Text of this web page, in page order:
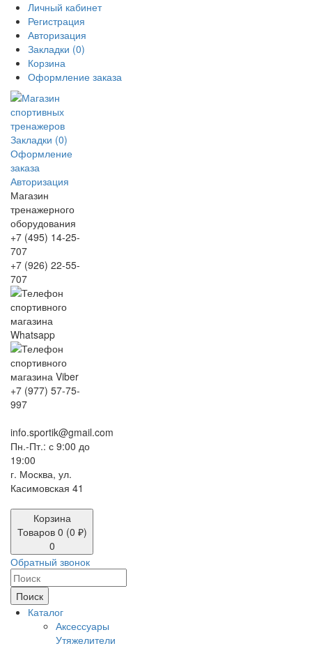
Личный кабинет
Регистрация
Авторизация
Закладки (0)
Корзина
Оформление заказа
Закладки (0)
Оформление
заказа
Авторизация
Магазин
тренажерного
оборудования
+7 (495) 14-25-
707
+7 (926) 22-55-
707
+7 (977) 57-75-
997
info.sportik@gmail.com
Пн.-Пт.: с 9:00 до
19:00
г. Москва, ул.
Касимовская 41
Корзина
Товаров 0 (0 ₽)
0
Обратный звонок
Поиск
Каталог
Аксессуары
Утяжелители